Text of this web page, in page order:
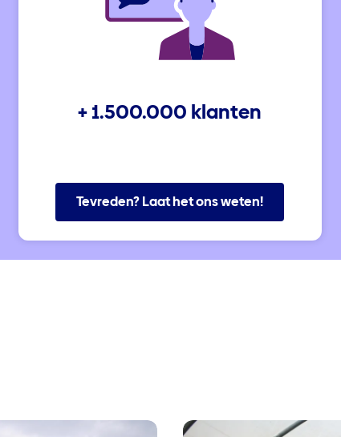
+ 1.500.000 klanten
Tevreden? Laat het ons weten!